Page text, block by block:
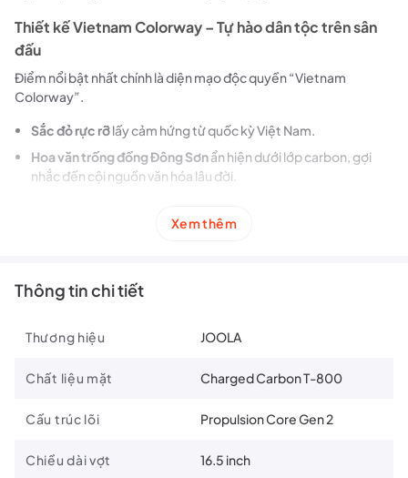
Thiết kế Vietnam Colorway – Tự hào dân tộc trên sân
đấu
Điểm nổi bật nhất chính là diện mạo độc quyền “Vietnam
Colorway”.
Sắc đỏ rực rỡlấy cảm hứng từ quốc kỳ Việt Nam.
Hoa văn trống đồng Đông Sơnẩn hiện dưới lớp carbon, gợi
nhắc đến cội nguồn văn hóa lâu đời.
Đây không chỉ là một cây vợt thi đấu – mà là một
phong cách và tinh thần Việt.
Xem thêm
Thông tin chi tiết
Thương hiệu JOOLA
Chất liệu mặt Charged Carbon T-800
Cấu trúc lõi Propulsion Core Gen 2
Chiều dài vợt 16.5 inch